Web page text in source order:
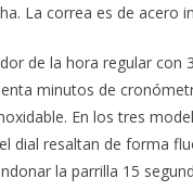
La correa es de acero
de la hora regular con
minutos de
En los tres
dial resaltan de forma
la parrilla 15